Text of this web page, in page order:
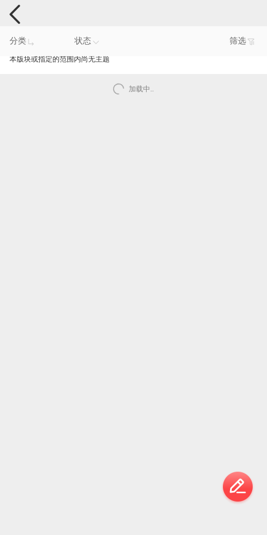
手机反馈
分类 状态 筛选
本版块或指定的范围内尚无主题
加载中..